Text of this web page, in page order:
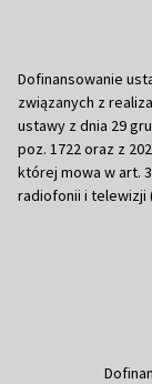
Dofinansowanie
związanych z
ustawy z dnia 29
poz. 1722 oraz z
której mowa w art.
radiofonii i telewizji